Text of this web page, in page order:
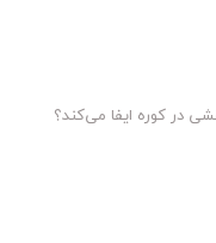
در کوره ایفا می‌کند؟